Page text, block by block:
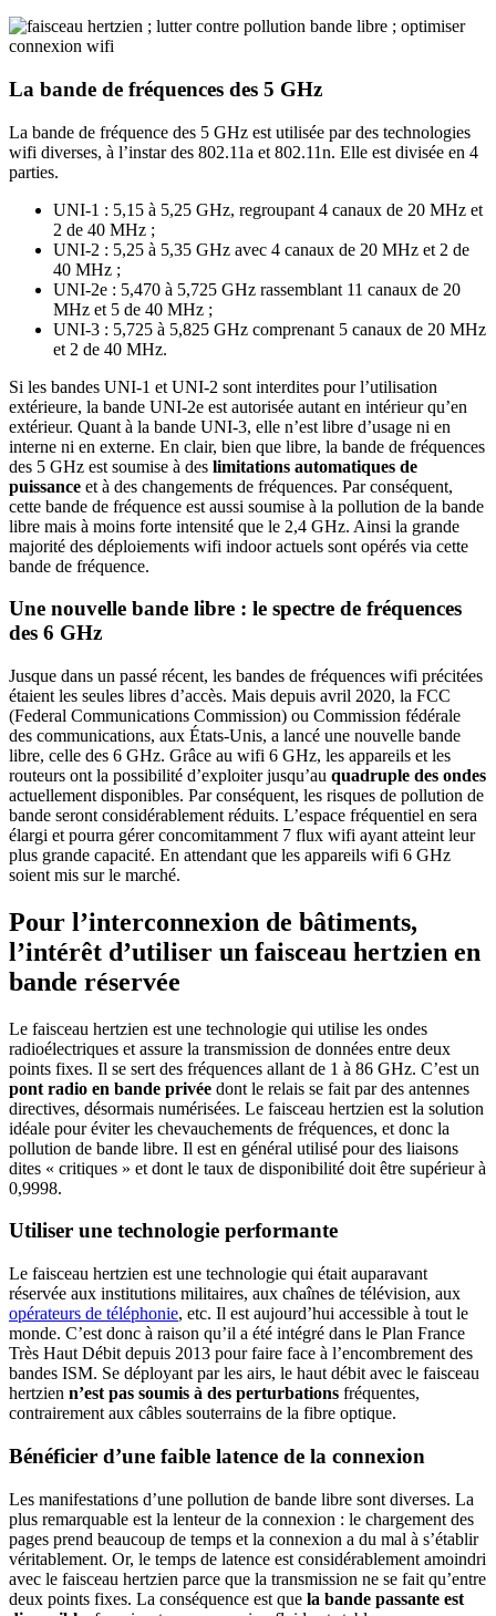
La bande de fréquences des 5 GHz
La bande de fréquence des 5 GHz est utilisée par des technologies
wifi diverses, à l’instar des 802.11a et 802.11n. Elle est divisée en 4
parties.
UNI-1 : 5,15 à 5,25 GHz, regroupant 4 canaux de 20 MHz et
2 de 40 MHz ;
UNI-2 : 5,25 à 5,35 GHz avec 4 canaux de 20 MHz et 2 de
40 MHz ;
UNI-2e : 5,470 à 5,725 GHz rassemblant 11 canaux de 20
MHz et 5 de 40 MHz ;
UNI-3 : 5,725 à 5,825 GHz comprenant 5 canaux de 20 MHz
et 2 de 40 MHz.
Si les bandes UNI-1 et UNI-2 sont interdites pour l’utilisation
extérieure, la bande UNI-2e est autorisée autant en intérieur qu’en
extérieur. Quant à la bande UNI-3, elle n’est libre d’usage ni en
interne ni en externe. En clair, bien que libre, la bande de fréquences
des 5 GHz est soumise à des limitations automatiques de
puissance et à des changements de fréquences. Par conséquent,
cette bande de fréquence est aussi soumise à la pollution de la bande
libre mais à moins forte intensité que le 2,4 GHz. Ainsi la grande
majorité des déploiements wifi indoor actuels sont opérés via cette
bande de fréquence.
Une nouvelle bande libre : le spectre de fréquences
des 6 GHz
Jusque dans un passé récent, les bandes de fréquences wifi précitées
étaient les seules libres d’accès. Mais depuis avril 2020, la FCC
(Federal Communications Commission) ou Commission fédérale
des communications, aux États-Unis, a lancé une nouvelle bande
libre, celle des 6 GHz. Grâce au wifi 6 GHz, les appareils et les
routeurs ont la possibilité d’exploiter jusqu’au quadruple des ondes
actuellement disponibles. Par conséquent, les risques de pollution de
bande seront considérablement réduits. L’espace fréquentiel en sera
élargi et pourra gérer concomitamment 7 flux wifi ayant atteint leur
plus grande capacité. En attendant que les appareils wifi 6 GHz
soient mis sur le marché.
Pour l’interconnexion de bâtiments,
l’intérêt d’utiliser un faisceau hertzien en
bande réservée
Le faisceau hertzien est une technologie qui utilise les ondes
radioélectriques et assure la transmission de données entre deux
points fixes. Il se sert des fréquences allant de 1 à 86 GHz. C’est un
pont radio en bande privée dont le relais se fait par des antennes
directives, désormais numérisées. Le faisceau hertzien est la solution
idéale pour éviter les chevauchements de fréquences, et donc la
pollution de bande libre. Il est en général utilisé pour des liaisons
dites « critiques » et dont le taux de disponibilité doit être supérieur à
0,9998.
Utiliser une technologie performante
Le faisceau hertzien est une technologie qui était auparavant
réservée aux institutions militaires, aux chaînes de télévision, aux
opérateurs de téléphonie, etc. Il est aujourd’hui accessible à tout le
monde. C’est donc à raison qu’il a été intégré dans le Plan France
Très Haut Débit depuis 2013 pour faire face à l’encombrement des
bandes ISM. Se déployant par les airs, le haut débit avec le faisceau
hertzien n’est pas soumis à des perturbations fréquentes,
contrairement aux câbles souterrains de la fibre optique.
Bénéficier d’une faible latence de la connexion
Les manifestations d’une pollution de bande libre sont diverses. La
plus remarquable est la lenteur de la connexion : le chargement des
pages prend beaucoup de temps et la connexion a du mal à s’établir
véritablement. Or, le temps de latence est considérablement amoindri
avec le faisceau hertzien parce que la transmission ne se fait qu’entre
deux points fixes. La conséquence est que la bande passante est